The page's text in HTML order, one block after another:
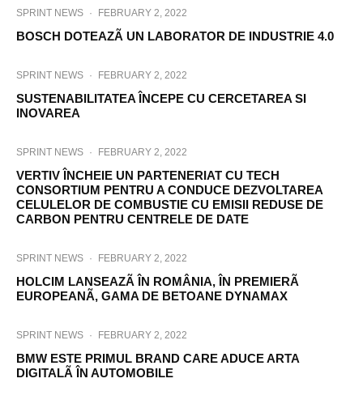
SPRINT NEWS · FEBRUARY 2, 2022
BOSCH DOTEAZÃ UN LABORATOR DE INDUSTRIE 4.0
SPRINT NEWS · FEBRUARY 2, 2022
SUSTENABILITATEA ÎNCEPE CU CERCETAREA SI
INOVAREA
SPRINT NEWS · FEBRUARY 2, 2022
VERTIV ÎNCHEIE UN PARTENERIAT CU TECH
CONSORTIUM PENTRU A CONDUCE DEZVOLTAREA
CELULELOR DE COMBUSTIE CU EMISII REDUSE DE
CARBON PENTRU CENTRELE DE DATE
SPRINT NEWS · FEBRUARY 2, 2022
HOLCIM LANSEAZÃ ÎN ROMÂNIA, ÎN PREMIERÃ
EUROPEANÃ, GAMA DE BETOANE DYNAMAX
SPRINT NEWS · FEBRUARY 2, 2022
BMW ESTE PRIMUL BRAND CARE ADUCE ARTA
DIGITALÃ ÎN AUTOMOBILE